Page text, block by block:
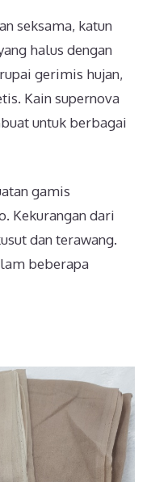
seksama, katun
halus dengan
gerimis hujan,
Kain supernova
untuk berbagai
gamis
Kekurangan dari
dan terawang.
beberapa